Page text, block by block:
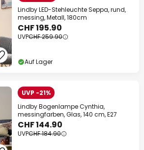
Lindby LED-Stehleuchte Seppa, rund,
messing, Metall, 180cm
CHF 195.90
UVPCHF 259.90
Auf Lager
UVP -21%
Lindby Bogenlampe Cynthia,
messingfarben, Glas, 140 cm, E27
CHF 144.90
UVPCHF 184.90